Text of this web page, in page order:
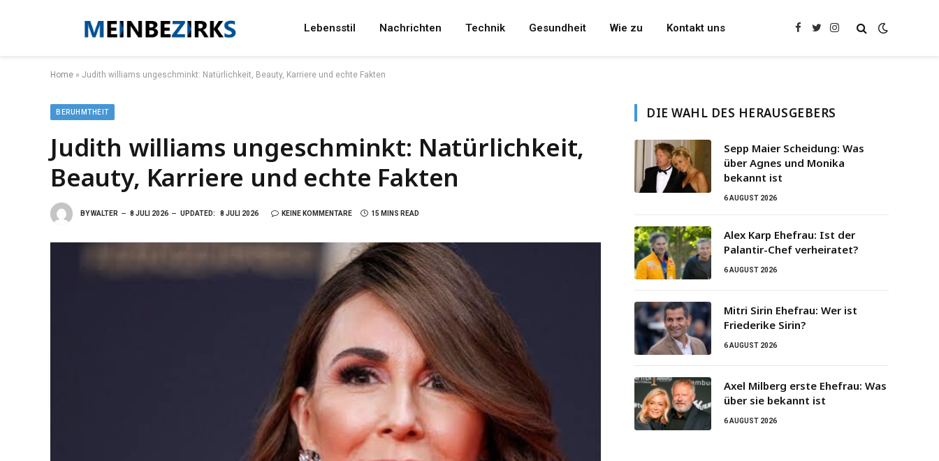
Lebensstil Nachrichten Technik Gesundheit Wie zu Kontakt uns Facebook
TwitterInstagram
Home » Judith williams ungeschminkt: Natürlichkeit, Beauty, Karriere und echte Fakten
BERUHMTHEIT
Judith williams ungeschminkt: Natürlichkeit,
Beauty, Karriere und echte Fakten
BYWALTER 8 JULI 2026 UPDATED: 8 JULI 2026 KEINE KOMMENTARE 15 MINS READ
DIE WAHL DES HERAUSGEBERS
Sepp Maier Scheidung: Was
über Agnes und Monika
bekannt ist
6 AUGUST 2026
Alex Karp Ehefrau: Ist der
Palantir-Chef verheiratet?
6 AUGUST 2026
Mitri Sirin Ehefrau: Wer ist
Friederike Sirin?
6 AUGUST 2026
Axel Milberg erste Ehefrau: Was
über sie bekannt ist
6 AUGUST 2026